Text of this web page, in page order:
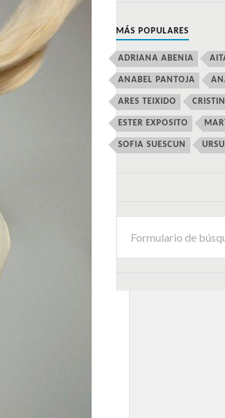
MÁS POPULARES
ADRIANA ABENIA
ANABEL PANTOJA
ARES TEIXIDO
ESTER EXPOSITO
SOFIA SUESCUN